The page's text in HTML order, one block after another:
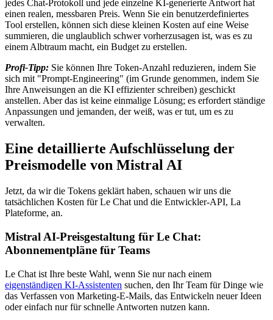
jedes Chat-Protokoll und jede einzelne KI-generierte Antwort hat
einen realen, messbaren Preis. Wenn Sie ein benutzerdefiniertes
Tool erstellen, können sich diese kleinen Kosten auf eine Weise
summieren, die unglaublich schwer vorherzusagen ist, was es zu
einem Albtraum macht, ein Budget zu erstellen.
Profi-Tipp: Sie können Ihre Token-Anzahl reduzieren, indem Sie
sich mit "Prompt-Engineering" (im Grunde genommen, indem Sie
Ihre Anweisungen an die KI effizienter schreiben) geschickt
anstellen. Aber das ist keine einmalige Lösung; es erfordert ständige
Anpassungen und jemanden, der weiß, was er tut, um es zu
verwalten.
Eine detaillierte Aufschlüsselung der
Preismodelle von Mistral AI
Jetzt, da wir die Tokens geklärt haben, schauen wir uns die
tatsächlichen Kosten für Le Chat und die Entwickler-API, La
Plateforme, an.
Mistral AI-Preisgestaltung für Le Chat:
Abonnementpläne für Teams
Le Chat ist Ihre beste Wahl, wenn Sie nur nach einem
eigenständigen KI-Assistenten suchen, den Ihr Team für Dinge wie
das Verfassen von Marketing-E-Mails, das Entwickeln neuer Ideen
oder einfach nur für schnelle Antworten nutzen kann.